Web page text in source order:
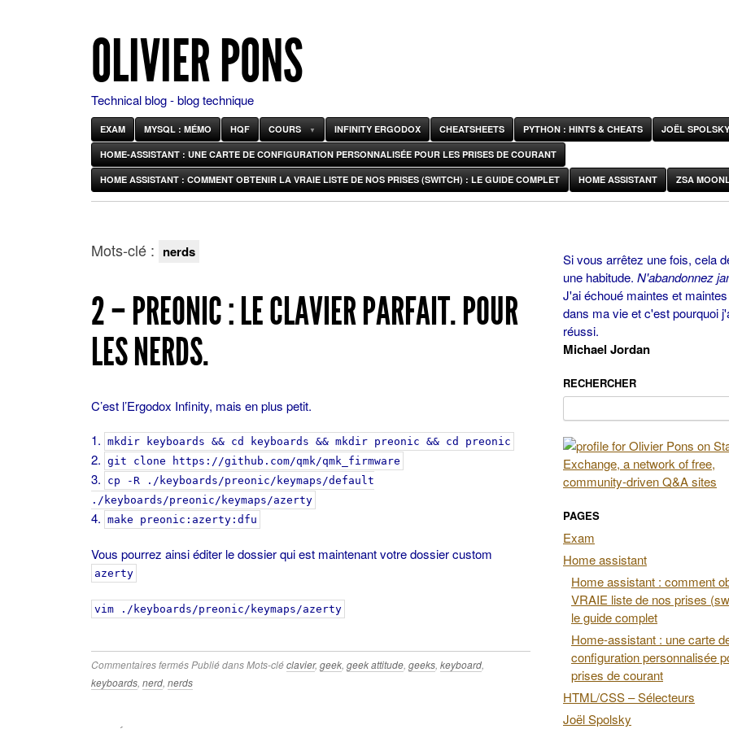
OLIVIER PONS
Technical blog - blog technique
EXAM MYSQL : MÉMO HQF COURS INFINITY ERGODOX CHEATSHEETS PYTHON : HINTS & CHEATS JOËL SPOLSKY
HOME-ASSISTANT : UNE CARTE DE CONFIGURATION PERSONNALISÉE POUR LES PRISES DE COURANT
HOME ASSISTANT : COMMENT OBTENIR LA VRAIE LISTE DE NOS PRISES (SWITCH) : LE GUIDE COMPLET HOME ASSISTANT ZSA
Mots-clé : nerds
2 – PREONIC : LE CLAVIER PARFAIT. POUR
LES NERDS.
C’est l’Ergodox Infinity, mais en plus petit.
mkdir keyboards && cd keyboards && mkdir preonic && cd preonic
git clone https://github.com/qmk/qmk_firmware
cp -R ./keyboards/preonic/keymaps/default
./keyboards/preonic/keymaps/azerty
make preonic:azerty:dfu
Vous pourrez ainsi éditer le dossier qui est maintenant votre dossier custom
azerty
vim ./keyboards/preonic/keymaps/azerty
Commentaires ferméssur
2 –
Publié dansMots-cléclavier, geek, geek attitude, geeks, keyboard,
keyboards, nerd, nerds
Si vous arrêtez une fois, cela
une habitude. N'abandonnez
J'ai échoué maintes et
dans ma vie et c'est pourquoi
réussi.
Michael Jordan
RECHERCHER
PAGES
Exam
Home assistant
Home assistant : comment
VRAIE liste de nos prises
le guide complet
Home-assistant : une carte
configuration personnalisée
prises de courant
HTML/CSS – Sélecteurs
Joël Spolsky